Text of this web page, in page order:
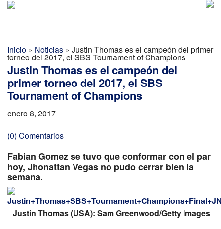
Noticias
Categorias
Inicio » Noticias » Justin Thomas es el campeón del primer
torneo del 2017, el SBS Tournament of Champions
Justin Thomas es el campeón del
primer torneo del 2017, el SBS
Tournament of Champions
enero 8, 2017
(0) Comentarios
Fabian Gomez se tuvo que conformar con el par
hoy, Jhonattan Vegas no pudo cerrar bien la
semana.
Justin Thomas (USA): Sam Greenwood/Getty Images